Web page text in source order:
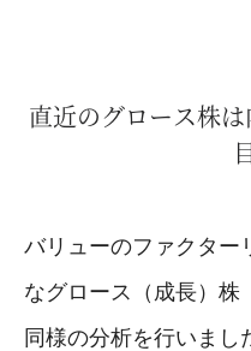
直近のグロース株
バリューのファクター
なグロース（成長）株
同様の分析を行いまし